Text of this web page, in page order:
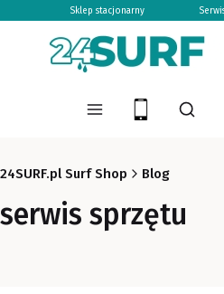
Sklep stacjonarny
Menu Szukaj
24SURF.pl Surf Shop Blog
serwis sprzętu